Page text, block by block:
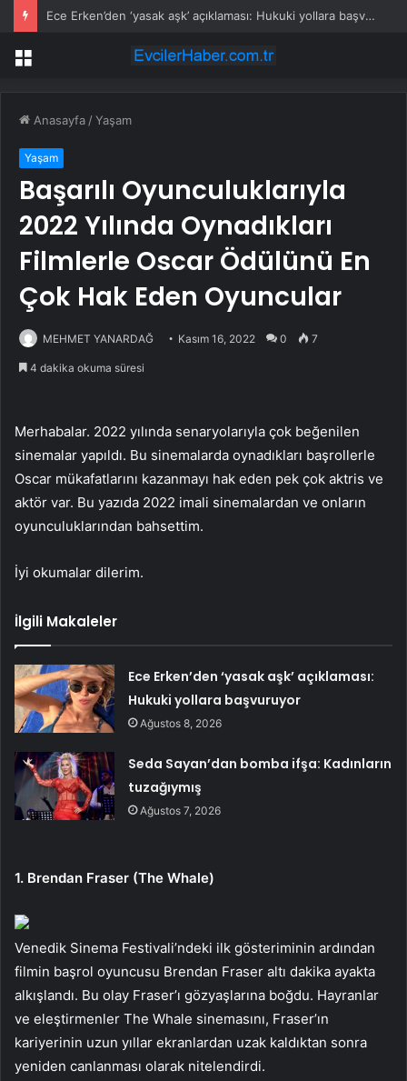
Ece Erken’den ‘yasak aşk’ açıklaması: Hukuki yollara başvuruyor
Menü
Anasayfa /Yaşam
Yaşam
Başarılı Oyunculuklarıyla
2022 Yılında Oynadıkları
Filmlerle Oscar Ödülünü En
Çok Hak Eden Oyuncular
MEHMET YANARDAĞ Kasım 16, 2022 0 7
4 dakika okuma süresi
Merhabalar. 2022 yılında senaryolarıyla çok beğenilen
sinemalar yapıldı. Bu sinemalarda oynadıkları başrollerle
Oscar mükafatlarını kazanmayı hak eden pek çok aktris ve
aktör var. Bu yazıda 2022 imali sinemalardan ve onların
oyunculuklarından bahsettim.
İyi okumalar dilerim.
İlgili Makaleler
Ece Erken’den ‘yasak aşk’ açıklaması:
Hukuki yollara başvuruyor
Ağustos 8, 2026
Seda Sayan’dan bomba ifşa: Kadınların
tuzağıymış
Ağustos 7, 2026
1. Brendan Fraser (The Whale)
Venedik Sinema Festivali’ndeki ilk gösteriminin ardından
filmin başrol oyuncusu Brendan Fraser altı dakika ayakta
alkışlandı. Bu olay Fraser’ı gözyaşlarına boğdu. Hayranlar
ve eleştirmenler The Whale sinemasını, Fraser’ın
kariyerinin uzun yıllar ekranlardan uzak kaldıktan sonra
yeniden canlanması olarak nitelendirdi.